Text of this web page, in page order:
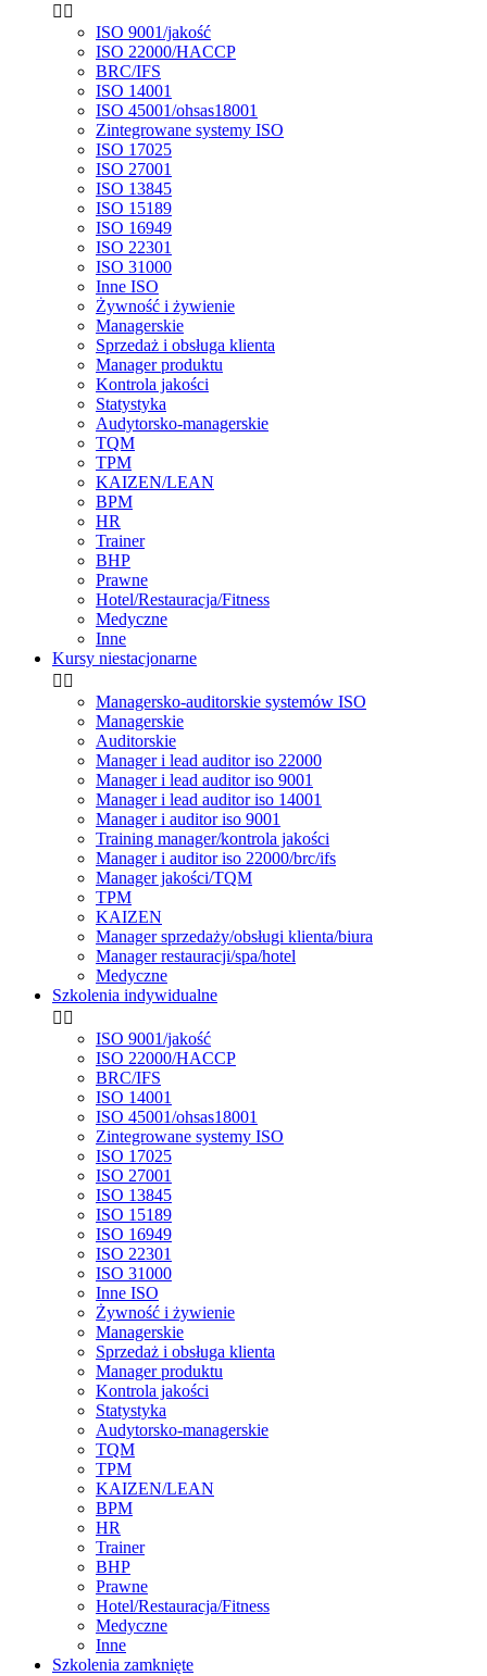
 
ISO 9001/jakość
ISO 22000/HACCP
BRC/IFS
ISO 14001
ISO 45001/ohsas18001
Zintegrowane systemy ISO
ISO 17025
ISO 27001
ISO 13845
ISO 15189
ISO 16949
ISO 22301
ISO 31000
Inne ISO
Żywność i żywienie
Managerskie
Sprzedaż i obsługa klienta
Manager produktu
Kontrola jakości
Statystyka
Audytorsko-managerskie
TQM
TPM
KAIZEN/LEAN
BPM
HR
Trainer
BHP
Prawne
Hotel/Restauracja/Fitness
Medyczne
Inne
Kursy niestacjonarne
 
Managersko-auditorskie systemów ISO
Managerskie
Auditorskie
Manager i lead auditor iso 22000
Manager i lead auditor iso 9001
Manager i lead auditor iso 14001
Manager i auditor iso 9001
Training manager/kontrola jakości
Manager i auditor iso 22000/brc/ifs
Manager jakości/TQM
TPM
KAIZEN
Manager sprzedaży/obsługi klienta/biura
Manager restauracji/spa/hotel
Medyczne
Szkolenia indywidualne
 
ISO 9001/jakość
ISO 22000/HACCP
BRC/IFS
ISO 14001
ISO 45001/ohsas18001
Zintegrowane systemy ISO
ISO 17025
ISO 27001
ISO 13845
ISO 15189
ISO 16949
ISO 22301
ISO 31000
Inne ISO
Żywność i żywienie
Managerskie
Sprzedaż i obsługa klienta
Manager produktu
Kontrola jakości
Statystyka
Audytorsko-managerskie
TQM
TPM
KAIZEN/LEAN
BPM
HR
Trainer
BHP
Prawne
Hotel/Restauracja/Fitness
Medyczne
Inne
Szkolenia zamknięte